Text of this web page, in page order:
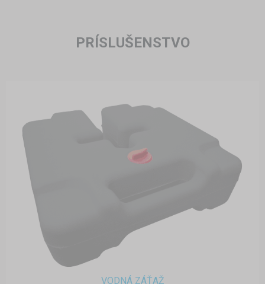
PRÍSLUŠENSTVO
VODNÁ ZÁŤAŽ